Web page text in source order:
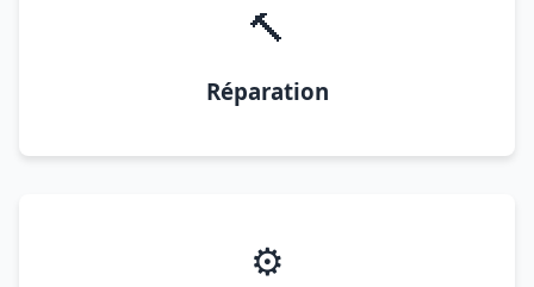
🔨
Réparation
⚙️